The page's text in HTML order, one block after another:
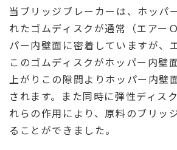
当ブリッジブレーカーは、ホッパ
れたゴムディスクが通常（エアー
パー内壁面に密着していますが、
このゴムディスクがホッパー内壁
上がりこの隙間よりホッパー内壁
されます。また同時に弾性ディス
れらの作用により、原料のブリッ
ることができました。